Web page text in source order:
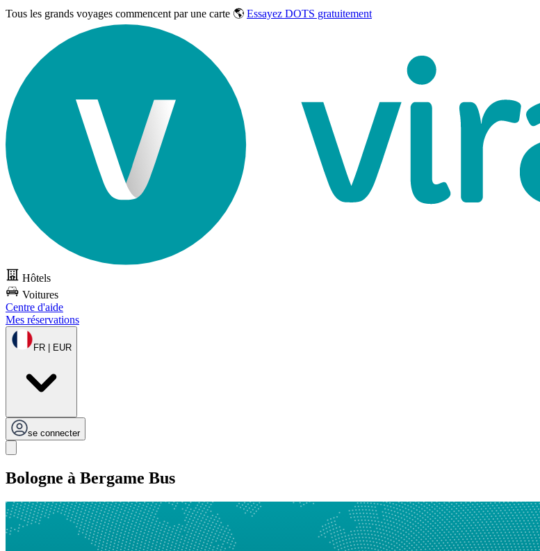
Tous les grands voyages commencent par une carte 🌎 Essayez DOTS gratuitement
Hôtels
Voitures
Centre d'aide
Mes réservations
FR | EUR
se connecter
Bologne à Bergame Bus